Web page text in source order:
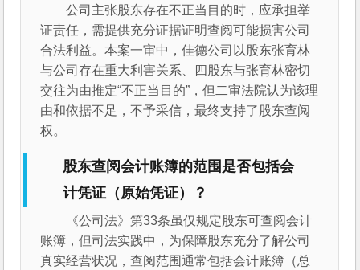
公司主张股东存在不正当目的时，应承担举
证责任，需提供充分证据证明查阅可能损害公司
合法利益。本案一审中，佳德公司以股东张育林
与公司存在重大利害关系、四股东与张育林密切
交往为由推定“不正当目的”，但二审法院认为该理
由和依据不足，不予采信，最终支持了股东查阅
权。
股东查阅会计账簿的范围是否包括会
计凭证（原始凭证）？
《公司法》第33条虽仅规定股东可查阅会计
账簿，但司法实践中，为保障股东充分了解公司
真实经营状况，查阅范围通常包括会计账簿（总